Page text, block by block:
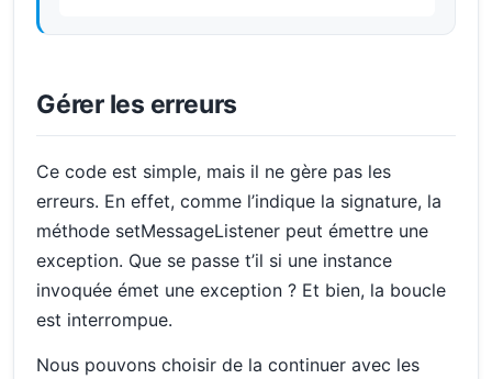
Gérer les erreurs
Ce code est simple, mais il ne gère pas les
erreurs. En effet, comme l’indique la signature, la
méthode setMessageListener peut émettre une
exception. Que se passe t’il si une instance
invoquée émet une exception ? Et bien, la boucle
est interrompue.
Nous pouvons choisir de la continuer avec les